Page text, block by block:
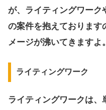
が、ライティングワーク
の案件を抱えております
メージが沸いてきますよ。
ライティングワーク
ライティングワークは